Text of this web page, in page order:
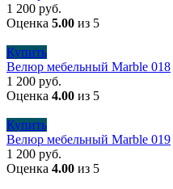
1 200 руб.
Оценка 5.00 из 5
Купить
Велюр мебельный Marble 018
1 200 руб.
Оценка 4.00 из 5
Купить
Велюр мебельный Marble 019
1 200 руб.
Оценка 4.00 из 5